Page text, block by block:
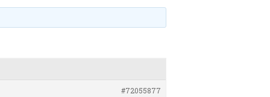
#72055877